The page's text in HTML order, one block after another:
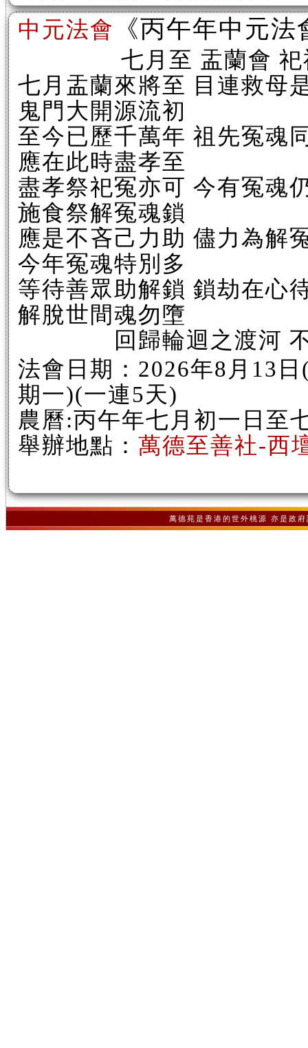
中元法會
《丙午年中元
七月至 盂蘭會 祀祖
七月盂蘭來將至 目連救母
鬼門大開源流初
至今已歷千萬年 祖先冤魂
應在此時盡孝至
盡孝祭祀冤亦可 今有冤魂
施食祭解冤魂鎖
應是不吝己力助 儘力為解
今年冤魂特別多
等待善眾助解鎖 鎖劫在心
解脫世間魂勿墮
回歸輪迴之渡河 不
法會日期：2026年8月13
期一)(一連5天)
農曆:丙午年七月初一日至
舉辦地點： 萬德至善社-西
萬德苑是香港的世外桃源 亦是